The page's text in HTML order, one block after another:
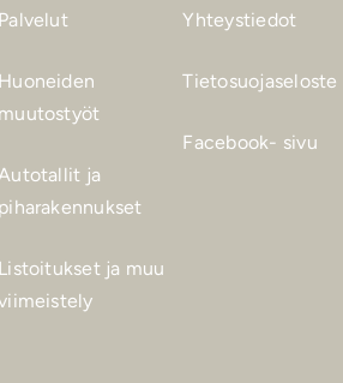
ja
ja muu
Yhteystiedot
Tietosuojaseloste
Facebook- sivu